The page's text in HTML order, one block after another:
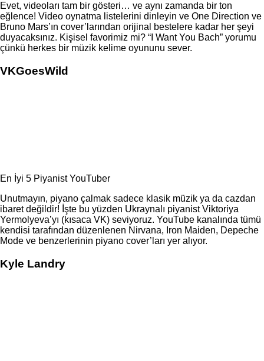
Evet, videoları tam bir gösteri… ve aynı zamanda bir ton
eğlence! Video oynatma listelerini dinleyin ve One Direction ve
Bruno Mars’ın cover’larından orijinal bestelere kadar her şeyi
duyacaksınız. Kişisel favorimiz mi? “I Want You Bach” yorumu
çünkü herkes bir müzik kelime oyununu sever.
VKGoesWild
En İyi 5 Piyanist YouTuber
Unutmayın, piyano çalmak sadece klasik müzik ya da cazdan
ibaret değildir! İşte bu yüzden Ukraynalı piyanist Viktoriya
Yermolyeva’yı (kısaca VK) seviyoruz. YouTube kanalında tümü
kendisi tarafından düzenlenen Nirvana, Iron Maiden, Depeche
Mode ve benzerlerinin piyano cover’ları yer alıyor.
Kyle Landry